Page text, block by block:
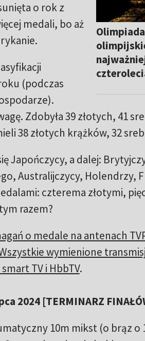
o rok z
medali, bo aż
(podczas
Zdobyła 39 złotych, 41
38 złotych krążków, 32
Japończycy, a dalej:
Australijczycy, Holendrzy,
czterema złotymi,
razem?
o medale na antenach
wymienione
TV i HbbTV.
2024 [TERMINARZ
10m mikst (o brąz o